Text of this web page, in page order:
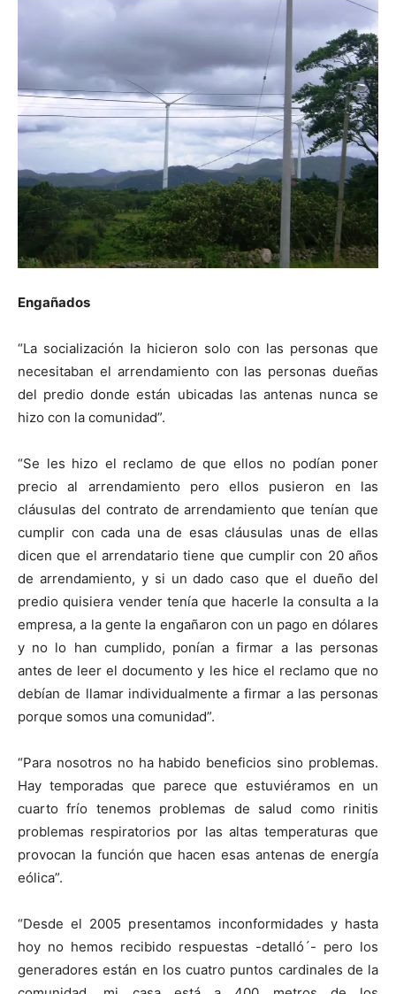
Engañados
“La socialización la hicieron solo con las personas que
necesitaban el arrendamiento con las personas dueñas
del predio donde están ubicadas las antenas nunca se
hizo con la comunidad”.
“Se les hizo el reclamo de que ellos no podían poner
precio al arrendamiento pero ellos pusieron en las
cláusulas del contrato de arrendamiento que tenían que
cumplir con cada una de esas cláusulas unas de ellas
dicen que el arrendatario tiene que cumplir con 20 años
de arrendamiento, y si un dado caso que el dueño del
predio quisiera vender tenía que hacerle la consulta a la
empresa, a la gente la engañaron con un pago en dólares
y no lo han cumplido, ponían a firmar a las personas
antes de leer el documento y les hice el reclamo que no
debían de llamar individualmente a firmar a las personas
porque somos una comunidad”.
“Para nosotros no ha habido beneficios sino problemas.
Hay temporadas que parece que estuviéramos en un
cuarto frío tenemos problemas de salud como rinitis
problemas respiratorios por las altas temperaturas que
provocan la función que hacen esas antenas de energía
eólica”.
“Desde el 2005 presentamos inconformidades y hasta
hoy no hemos recibido respuestas -detalló´- pero los
generadores están en los cuatro puntos cardinales de la